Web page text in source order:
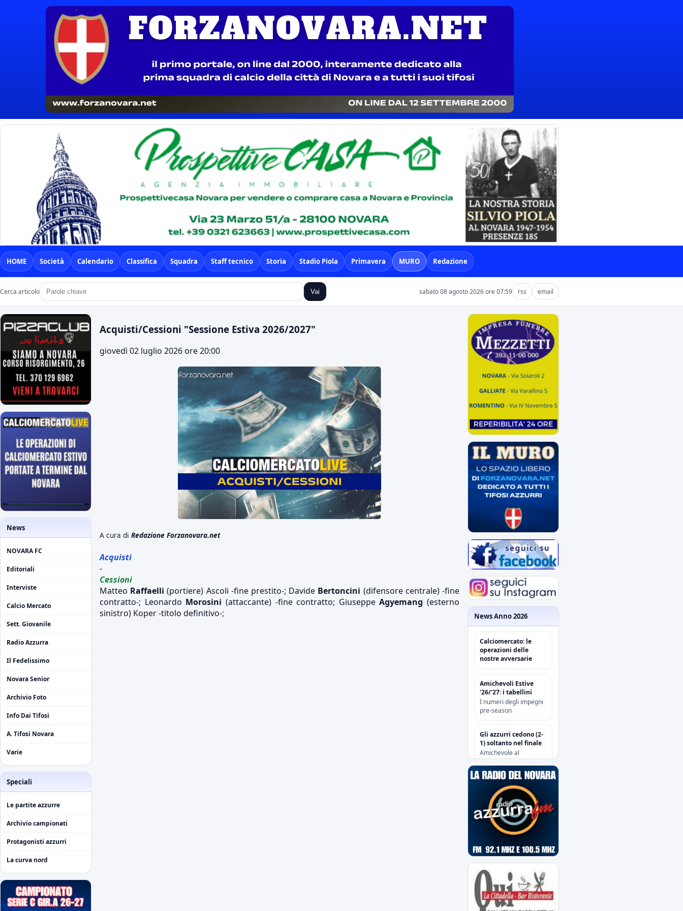
HOME Società Calendario Classifica Squadra Staff tecnico Storia Stadio Piola Primavera MURO Redazione
Cerca articolo Vai sabato 08 agosto 2026 ore 07:59 rss email
News
NOVARA FC
Editoriali
Interviste
Calcio Mercato
Sett. Giovanile
Radio Azzurra
Il Fedelissimo
Novara Senior
Archivio Foto
Info Dai Tifosi
A. Tifosi Novara
Varie
Speciali
Le partite azzurre
Archivio campionati
Protagonisti azzurri
La curva nord
Acquisti/Cessioni "Sessione Estiva 2026/2027"
giovedì 02 luglio 2026 ore 20:00
A cura di Redazione Forzanovara.net
Acquisti
-
Cessioni
Matteo Raffaelli(portiere) Ascoli -fine prestito-; Davide Bertoncini (difensore centrale) -fine
contratto-; Leonardo Morosini (attaccante) -fine contratto; GiuseppeAgyemang (esterno
sinistro) Koper -titolo definitivo-;
News Anno 2026
Calciomercato: le
operazioni delle
nostre avversarie
Amichevoli Estive
'26/'27: i tabellini
I numeri degli impegni
pre-season
Gli azzurri cedono (2-
1) soltanto nel finale
Amichevole al
“Sannazzari” di Chiavari
tra Entella e Novara
Risoluzione
contrattuale con
Attanasio e Camolese
Risoluzione
contrattuale con
Alberti
Acquisti/Cessioni
"Sessione Estiva
2026/2027"
tutte le operazioni degli